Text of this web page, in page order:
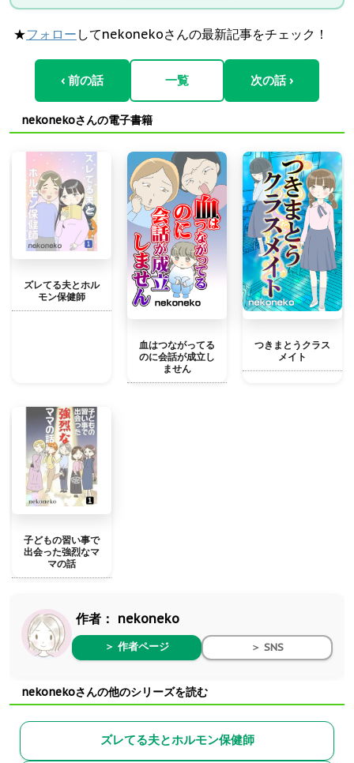
★フォロー してnekonekoさんの最新記事をチェック！
‹ 前の話 一覧 次の話 ›
nekonekoさんの電子書籍
ズレてる夫とホル
モン保健師
血はつながってる
のに会話が成立し
ません
つきまとうクラス
メイト
子どもの習い事で
出会った強烈なマ
マの話
作者： nekoneko
＞ 作者ページ ＞ SNS
nekonekoさんの他のシリーズを読む
ズレてる夫とホルモン保健師